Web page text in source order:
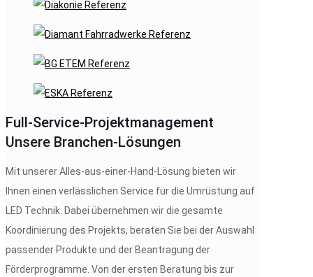
Full-Service-Projektmanagement
Unsere Branchen-Lösungen
Mit unserer Alles-aus-einer-Hand-Lösung bieten wir
Ihnen einen verlässlichen Service für die Umrüstung auf
LED Technik. Dabei übernehmen wir die gesamte
Koordinierung des Projekts, beraten Sie bei der Auswahl
passender Produkte und der Beantragung der
Förderprogramme. Von der ersten Beratung bis zur